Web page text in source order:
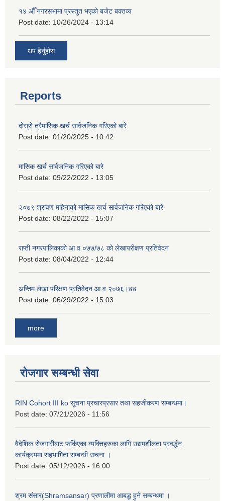
१४ औँ नगरसभामा प्रस्तुत भएको बजेट बक्तव्य
Post date: 10/26/2024 - 13:14
थप हेर्नुहोस
Reports
दोस्रो त्रैमासिक खर्च सार्वजनिक गरिएको बारे
Post date: 01/20/2025 - 10:42
मासिक खर्च सार्वजनिक गरिएको बारे
Post date: 09/22/2022 - 13:05
२०७९ श्रावण महिनाको मासिक खर्च सार्वजनिक गरिएको बारे
Post date: 08/22/2022 - 15:07
राप्ती नगरपालिकाको आ व ०७७/७८ को लेखापरीक्षण प्रतिवेदन
Post date: 08/04/2022 - 12:44
अन्तिम लेखा परिक्षण प्रतिवेदन आ व २०७६।७७
Post date: 06/29/2022 - 15:03
more
रोजगार सम्बन्धी सेवा
RIN Cohort III ko सूचना प्रचारप्रसार तथा सहजीकरण सम्बन्धमा।
Post date: 07/21/2026 - 11:56
वैदेशिक रोजगारीबाट फर्किएका व्यक्तिहरुका लागि उद्यमशीलता प्रवर्द्धन
कार्यक्रममा सहभागिता सम्बन्धी सचना ।
Post date: 05/12/2026 - 16:00
श्रम संसार(Shramsansar) प्रणालीमा आबद्ध हुने सम्बन्धमा ।